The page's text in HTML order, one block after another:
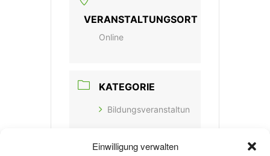
Einwilligung verwalten
VERANSTALTUNGSORT
Online
KATEGORIE
Bildungsveranstaltun